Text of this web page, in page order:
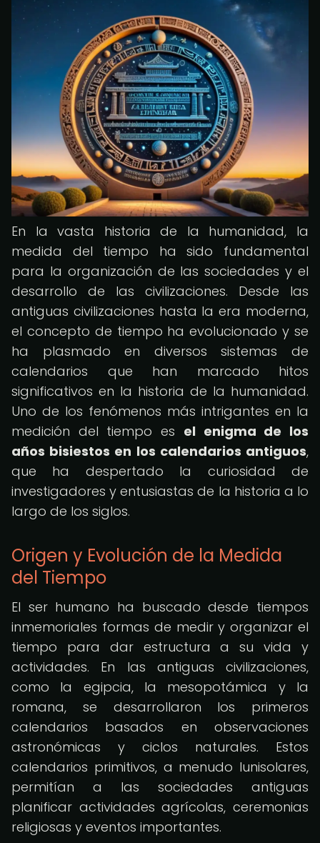
En la vasta historia de la humanidad, la
medida del tiempo ha sido fundamental
para la organización de las sociedades y el
desarrollo de las civilizaciones. Desde las
antiguas civilizaciones hasta la era moderna,
el concepto de tiempo ha evolucionado y se
ha plasmado en diversos sistemas de
calendarios que han marcado hitos
significativos en la historia de la humanidad.
Uno de los fenómenos más intrigantes en la
medición del tiempo es el enigma de los
años bisiestos en los calendarios antiguos,
que ha despertado la curiosidad de
investigadores y entusiastas de la historia a lo
largo de los siglos.
Origen y Evolución de la Medida
del Tiempo
El ser humano ha buscado desde tiempos
inmemoriales formas de medir y organizar el
tiempo para dar estructura a su vida y
actividades. En las antiguas civilizaciones,
como la egipcia, la mesopotámica y la
romana, se desarrollaron los primeros
calendarios basados en observaciones
astronómicas y ciclos naturales. Estos
calendarios primitivos, a menudo lunisolares,
permitían a las sociedades antiguas
planificar actividades agrícolas, ceremonias
religiosas y eventos importantes.